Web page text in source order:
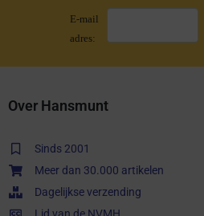
E-mail
adres:
Over Hansmunt
Sinds 2001
Meer dan 30.000 artikelen
Dagelijkse verzending